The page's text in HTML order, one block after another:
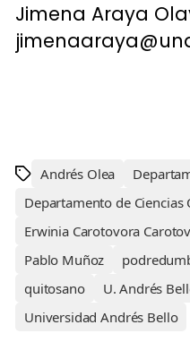
Jimena Araya
Andrés Olea
Departamento de Ciencias
Erwinia Carotovora
Pablo Muñoz
quitosano
U. Andrés
Universidad Andrés Bello